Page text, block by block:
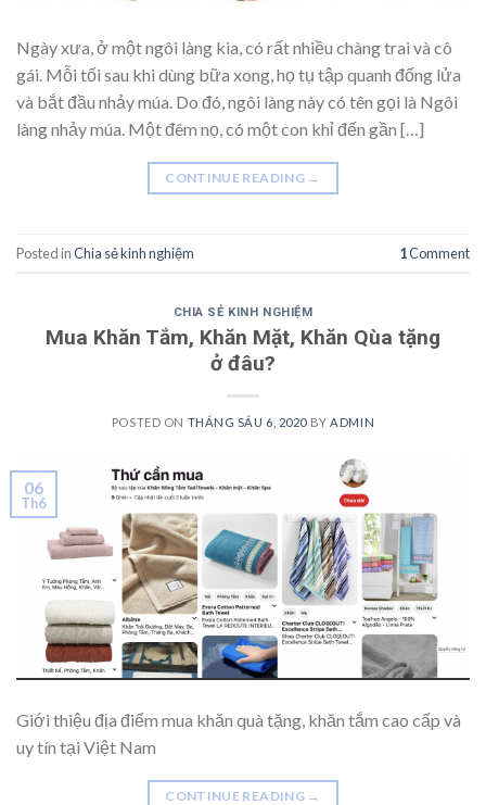
Ngày xưa, ở một ngôi làng kia, có rất nhiều chàng trai và cô
gái. Mỗi tối sau khi dùng bữa xong, họ tụ tập quanh đống lửa
và bắt đầu nhảy múa. Do đó, ngôi làng này có tên gọi là Ngôi
làng nhảy múa. Một đêm nọ, có một con khỉ đến gần […]
CONTINUE READING →
Posted inChia sẻ kinh nghiệm 1Comment
CHIA SẺ KINH NGHIỆM
Mua Khăn Tắm, Khăn Mặt, Khăn Qùa tặng
ở đâu?
POSTED ON THÁNG SÁU 6, 2020 BYADMIN
06
Th6
Giới thiệu địa điểm mua khăn quà tặng, khăn tắm cao cấp và
uy tín tại Việt Nam
CONTINUE READING →